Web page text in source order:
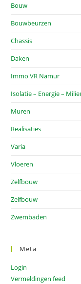
Bouw
Bouwbeurzen
Chassis
Daken
Immo VR Namur
Isolatie – Energie –
Muren
Realisaties
Varia
Vloeren
Zelfbouw
Zelfbouw
Zwembaden
Meta
Login
Vermeldingen feed